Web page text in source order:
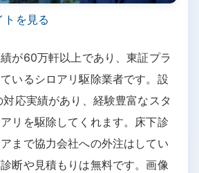
トを見る
が60万軒以上であり、東証プラ
いるシロアリ駆除業者です。設
応実績があり、経験豊富なスタ
リを駆除してくれます。床下診
まで協力会社への外注はしてい
断や見積もりは無料です。画像